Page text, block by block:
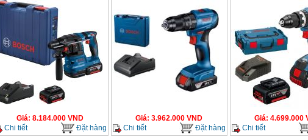
Giá: 8.184.000 VND
Chi tiết
Đặt hàng
Giá: 3.962.000 VND
Chi tiết
Đặt hàng
Giá: 4.699.000
Chi tiết